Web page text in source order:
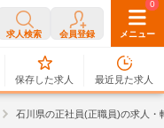
求人検索 会員登録 メニュー
0
保存した求人
0
最近見た求人
石川県の正社員(正職員)の求人・